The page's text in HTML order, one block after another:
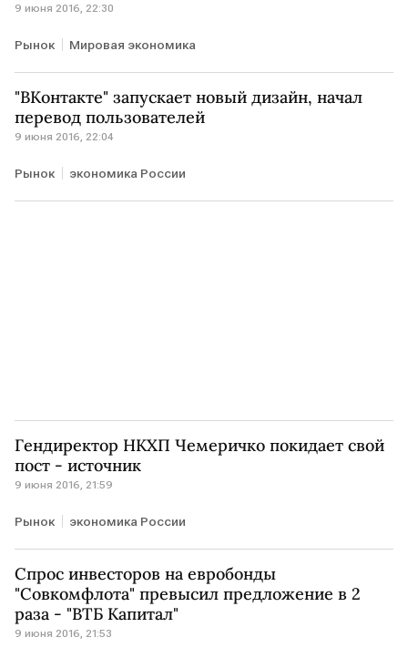
9 июня 2016, 22:30
Рынок Мировая экономика
"ВКонтакте" запускает новый дизайн, начал
перевод пользователей
9 июня 2016, 22:04
Рынок экономика России
Гендиректор НКХП Чемеричко покидает свой
пост - источник
9 июня 2016, 21:59
Рынок экономика России
Спрос инвесторов на евробонды
"Совкомфлота" превысил предложение в 2
раза - "ВТБ Капитал"
9 июня 2016, 21:53